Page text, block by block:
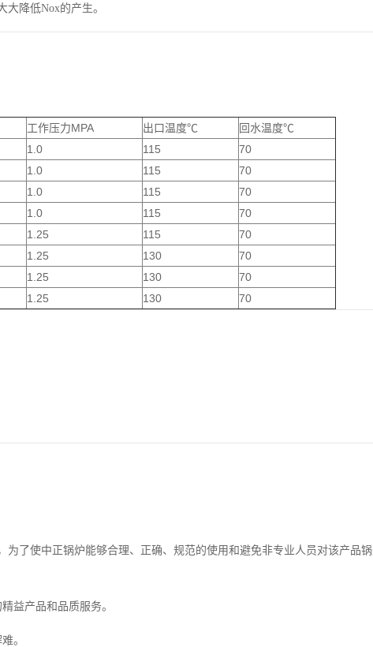
降低Nox的产生。
工作压力MPA 出口温度℃
回水温度℃
1.0 115
70
1.0 115
70
1.0 115
70
1.0 115
70
1.25 115
70
1.25 130
70
1.25 130
70
1.25 130 70
使中正锅炉能够合理、正确、规范的使用和避免非专业人员对该产品
益产品和品质服务。
。